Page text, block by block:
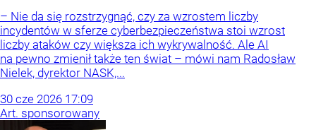
– Nie da się rozstrzygnąć, czy za wzrostem liczby
incydentów w sferze cyberbezpieczeństwa stoi wzrost
liczby ataków czy większa ich wykrywalność. Ale AI
na pewno zmienił także ten świat – mówi nam Radosław
Nielek, dyrektor NASK,...
30 cze 2026 17:09
Art. sponsorowany